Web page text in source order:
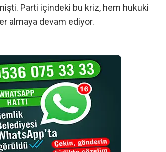
Parti içindeki bu kriz, hem hukuki
almaya devam ediyor.